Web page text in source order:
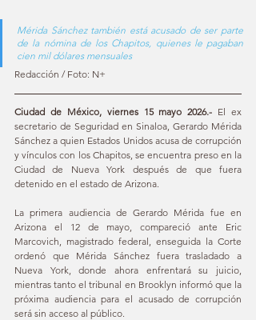
Mérida Sánchez también está acusado de ser parte
de la nómina de los Chapitos, quienes le pagaban
cien mil dólares mensuales
Redacción / Foto: N+
Ciudad de México, viernes 15 mayo 2026.- El ex
secretario de Seguridad en Sinaloa, Gerardo Mérida
Sánchez a quien Estados Unidos acusa de corrupción
y vínculos con los Chapitos, se encuentra preso en la
Ciudad de Nueva York después de que fuera
detenido en el estado de Arizona.
La primera audiencia de Gerardo Mérida fue en
Arizona el 12 de mayo, compareció ante Eric
Marcovich, magistrado federal, enseguida la Corte
ordenó que Mérida Sánchez fuera trasladado a
Nueva York, donde ahora enfrentará su juicio,
mientras tanto el tribunal en Brooklyn informó que la
próxima audiencia para el acusado de corrupción
será sin acceso al público.